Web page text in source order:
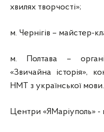
хвилях творчості»;
м. Чернігів – майстер-
м. Полтава –
«Звичайна історія»,
НМТ з української мови.
Центри «ЯМаріуполь» -